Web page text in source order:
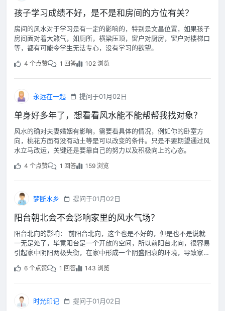
孩子学习成绩不好，是不是和房间的方位有关？
房间的风水对于学习是有一定的影响的，特别是文昌位置，如果孩子
房间面对着大煞气，如厕所，横梁压顶，窗户对厨房，窗户对楼梯口
等，都有可能令学生无法专心，没有学习的欲望。
4 个点赞 1 回答 102 浏览
永远在一起 提问于01月02日
单身好多年了，想看看风水能不能帮帮我找对象？
风水的确对夫妻婚姻有影响，需要看具体的情况，例如你的卧室方
向，桃花方面有没有动土等是可以改变的条件。只是不要期望通过风
水立马改运，关键还是要靠自己的努力以及积极向上的心态。
4 个点赞 1 回答 159 浏览
梦断水乡 提问于01月02日
阳台朝北会不会影响家里的风水气场？
阳台北向的影响： 前阳台北向，这个也是不好的，但是也不是说就
一无是处了，毕竟阳台是一个开放的空间，所以前阳台北向，很容易
引起家中阴阳两极失衡，在家中形成一个阴盛阳衰的环境，导致家中
6 个点赞 1 回答 143 浏览
时光印记 提问于01月02日